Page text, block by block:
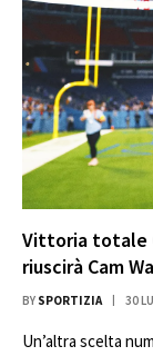
Vittoria totale
riuscirà Cam
BY SPORTIZIA 30
Un’altra scelta